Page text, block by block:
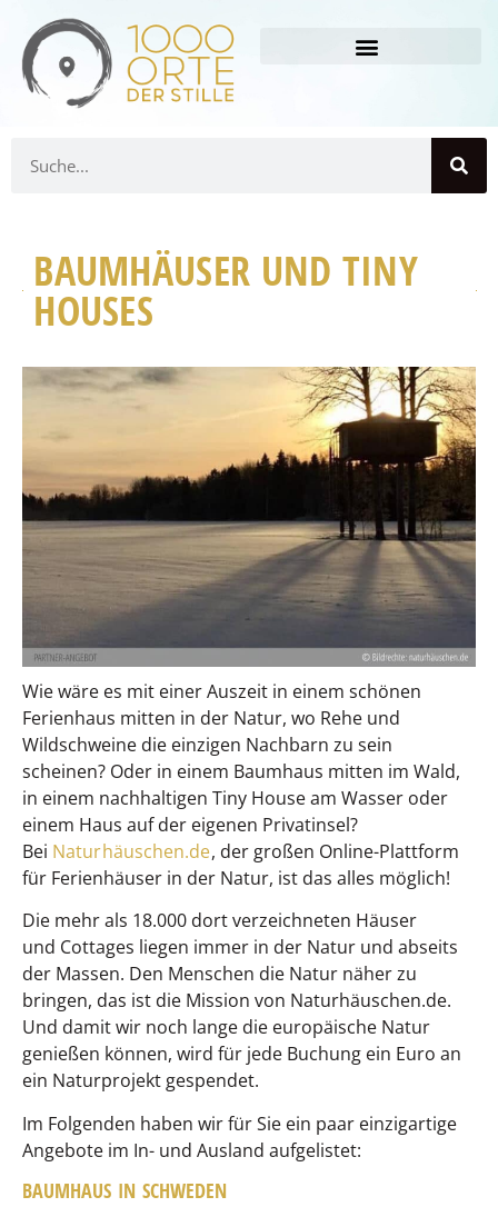
BAUMHÄUSER UND TINY
HOUSES
Wie wäre es mit einer Auszeit in einem schönen
Ferienhaus mitten in der Natur, wo Rehe und
Wildschweine die einzigen Nachbarn zu sein
scheinen? Oder in einem Baumhaus mitten im Wald,
in einem nachhaltigen Tiny House am Wasser oder
einem Haus auf der eigenen Privatinsel?
Bei Naturhäuschen.de, der großen Online-Plattform
für Ferienhäuser in der Natur, ist das alles möglich!
Die mehr als 18.000 dort verzeichneten Häuser
und Cottages liegen immer in der Natur und abseits
der Massen. Den Menschen die Natur näher zu
bringen, das ist die Mission von Naturhäuschen.de.
Und damit wir noch lange die europäische Natur
genießen können, wird für jede Buchung ein Euro an
ein Naturprojekt gespendet.
Im Folgenden haben wir für Sie ein paar einzigartige
Angebote im In- und Ausland aufgelistet:
BAUMHAUS IN SCHWEDEN